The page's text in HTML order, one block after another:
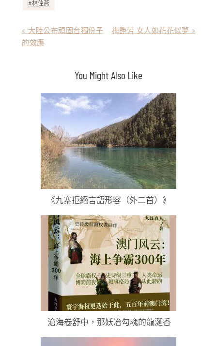
林佳燕
< 大陸公布頑固台獨份子
的效應
梅艶芳 女人如花花似夢 >
You Might Also Like
《九寨拒絕言語形容（外二首）》
滄海卷舒中，那妖冶勾魂的龍涎香